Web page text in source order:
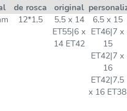
de rosca
original
12*1,5
5,5 x 14
ET55|6 x
14 ET42
6,5 x 15
ET46|7 x
15
ET42|7 x
16
ET42|7,5
x 16 ET38